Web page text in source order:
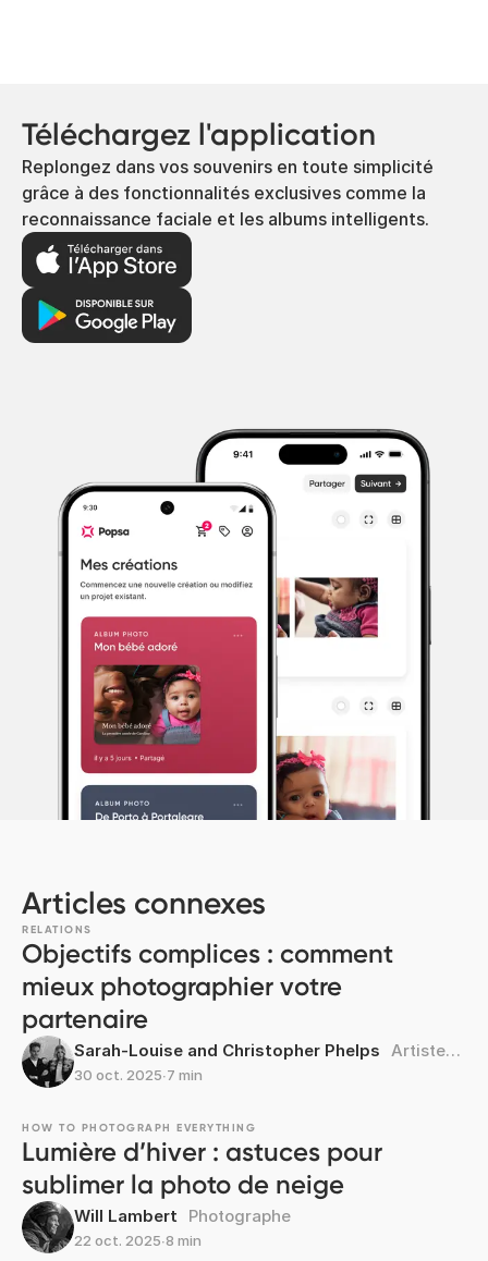
Téléchargez l'application
Replongez dans vos souvenirs en toute simplicité
grâce à des fonctionnalités exclusives comme la
reconnaissance faciale et les albums intelligents.
Articles connexes
RELATIONS
Objectifs complices : comment
mieux photographier votre
partenaire
Sarah-Louise and Christopher Phelps Artistes pluridisciplinaires
30 oct. 2025∙7 min
HOW TO PHOTOGRAPH EVERYTHING
Lumière d’hiver : astuces pour
sublimer la photo de neige
Will Lambert Photographe
22 oct. 2025∙8 min